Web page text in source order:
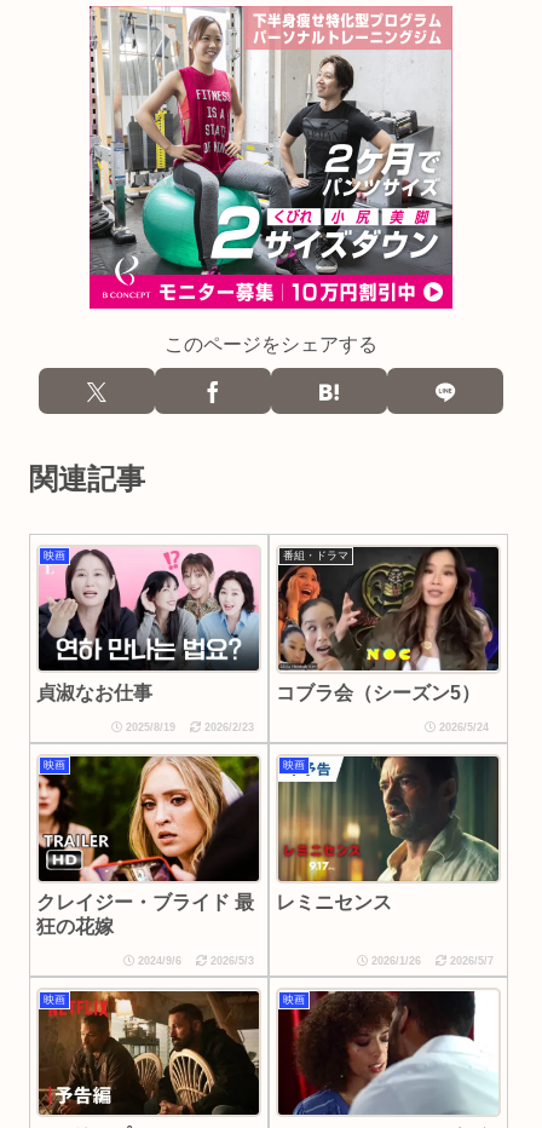
このページをシェアする
関連記事
映画
貞淑なお仕事
2025/8/19 2026/2/23
番組・ドラマ
コブラ会（シーズン5）
2026/5/24
映画
クレイジー・ブライド 最
狂の花嫁
2024/9/6 2026/5/3
映画
レミニセンス
2026/1/26 2026/5/7
映画 映画